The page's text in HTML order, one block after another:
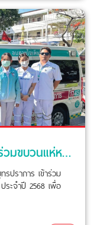
รพ.บางปะกอกสมุทรปราการ เข้าร่วมขบวนแห่หงส์-ธงตะคาบของชาวไทยเชื้อสายรามัญ ประจำปี 2568
ปราการ เข้าร่วม
ระจำปี 2568 เพื่อ